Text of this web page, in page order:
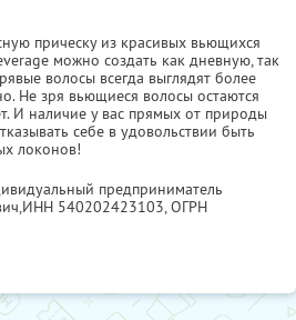
прическу из красивых вьющихся
можно создать как дневную, так
волосы всегда выглядят более
Не зря вьющиеся волосы остаются
И наличие у вас прямых от природы
себе в удовольствии быть
локонов!
предприниматель
ИНН 540202423103, ОГРН